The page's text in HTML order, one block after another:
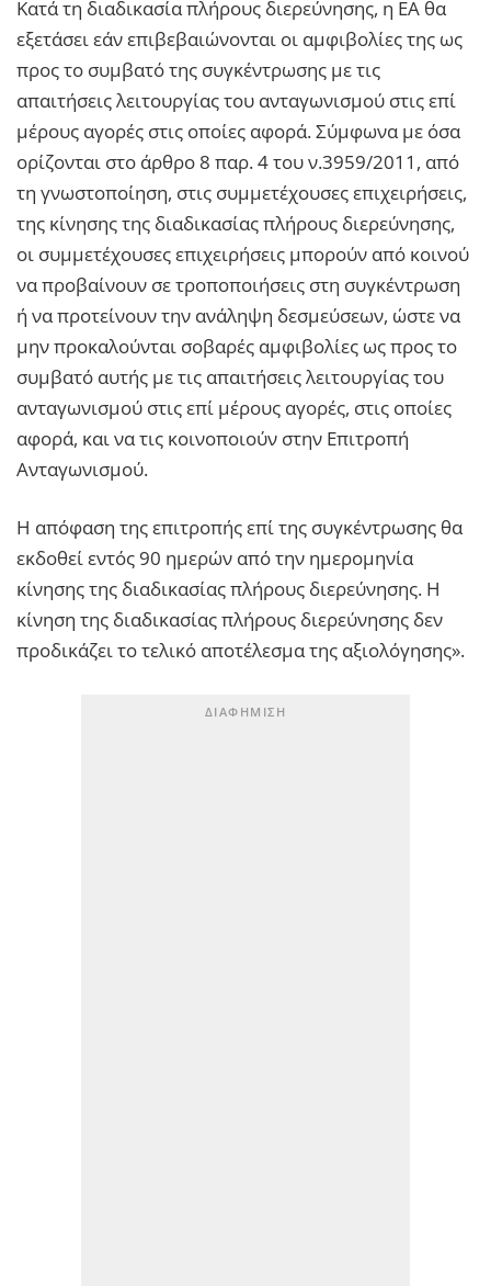
Κατά τη διαδικασία πλήρους διερεύνησης, η ΕΑ θα
εξετάσει εάν επιβεβαιώνονται οι αμφιβολίες της ως
προς το συμβατό της συγκέντρωσης με τις
απαιτήσεις λειτουργίας του ανταγωνισμού στις επί
μέρους αγορές στις οποίες αφορά. Σύμφωνα με όσα
ορίζονται στο άρθρο 8 παρ. 4 του ν.3959/2011, από
τη γνωστοποίηση, στις συμμετέχουσες επιχειρήσεις,
της κίνησης της διαδικασίας πλήρους διερεύνησης,
οι συμμετέχουσες επιχειρήσεις μπορούν από κοινού
να προβαίνουν σε τροποποιήσεις στη συγκέντρωση
ή να προτείνουν την ανάληψη δεσμεύσεων, ώστε να
μην προκαλούνται σοβαρές αμφιβολίες ως προς το
συμβατό αυτής με τις απαιτήσεις λειτουργίας του
ανταγωνισμού στις επί μέρους αγορές, στις οποίες
αφορά, και να τις κοινοποιούν στην Επιτροπή
Ανταγωνισμού.
Η απόφαση της επιτροπής επί της συγκέντρωσης θα
εκδοθεί εντός 90 ημερών από την ημερομηνία
κίνησης της διαδικασίας πλήρους διερεύνησης. Η
κίνηση της διαδικασίας πλήρους διερεύνησης δεν
προδικάζει το τελικό αποτέλεσμα της αξιολόγησης».